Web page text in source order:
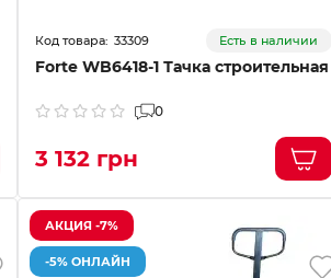
33309 Есть в наличии
Forte WB6418-1 Тачка строительная
0
3 132 грн
АКЦИЯ -7%
-5% ОНЛАЙН